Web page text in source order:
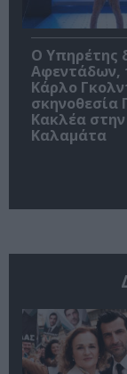
Ο Υπηρέτης
Αφεντάδων,
Κάρλο
σκηνοθεσία
Κακλέα στην
Καλαμάτα